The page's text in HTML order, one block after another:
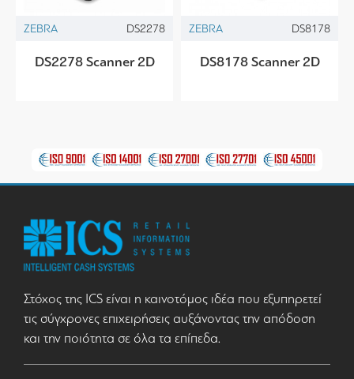
ZEBRA DS2278
DS2278 Scanner 2D
ZEBRA DS8178
DS8178 Scanner 2D
Στόχος της ICS είναι η καινοτόμος ιδέα που εξυπηρετεί
τις σύγχρονες επιχειρήσεις αυξάνοντας την απόδοση
και την ποιότητα σε όλα τα επίπεδα.